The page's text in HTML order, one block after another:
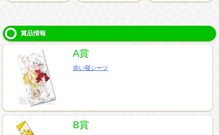
賞品情報
A賞
添い寝シーツ
B賞